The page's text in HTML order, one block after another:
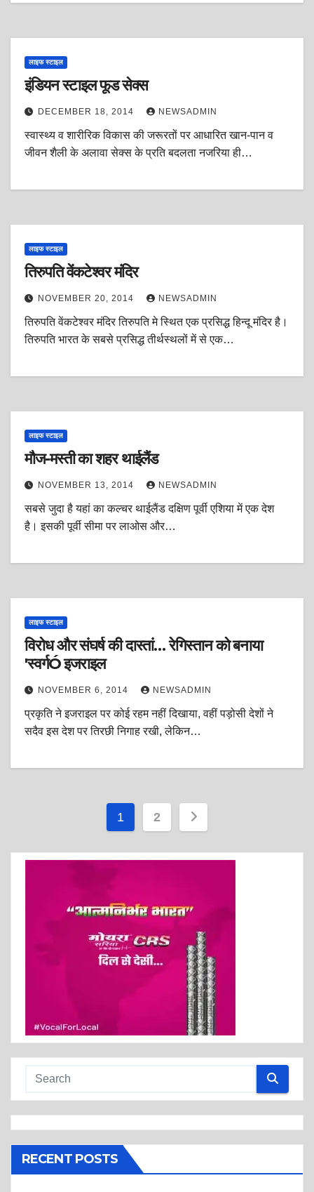
लाइफ स्टाइल
इंडियन स्टाइल फूड सेक्स
DECEMBER 18, 2014 NEWSADMIN
स्वास्थ्य व शारीरिक विकास की जरूरतों पर आधारित खान-पान व
जीवन शैली के अलावा सेक्स के प्रति बदलता नजरिया ही…
लाइफ स्टाइल
तिरुपति वेंकटेश्वर मंदिर
NOVEMBER 20, 2014 NEWSADMIN
तिरुपति वेंकटेश्वर मंदिर तिरुपति मे स्थित एक प्रसिद्ध हिन्दू मंदिर है।
तिरुपति भारत के सबसे प्रसिद्ध तीर्थस्थलों में से एक…
लाइफ स्टाइल
मौज-मस्ती का शहर थाईलैंड
NOVEMBER 13, 2014 NEWSADMIN
सबसे जुदा है यहां का कल्चर थाईलैंड दक्षिण पूर्वी एशिया में एक देश
है। इसकी पूर्वी सीमा पर लाओस और…
लाइफ स्टाइल
विरोध और संघर्ष की दास्तां… रेगिस्तान को बनाया
'स्वर्गÓ इजराइल
NOVEMBER 6, 2014 NEWSADMIN
प्रकृति ने इजराइल पर कोई रहम नहीं दिखाया, वहीं पड़ोसी देशों ने
सदैव इस देश पर तिरछी निगाह रखी, लेकिन…
Posts
1 2
RECENT POSTS